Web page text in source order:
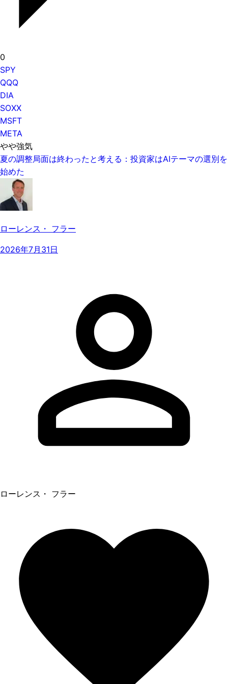
0
SPY
QQQ
DIA
SOXX
MSFT
META
やや強気
夏の調整局面は終わったと考える：投資家はAIテーマの選別を
始めた
ローレンス・ フラー
2026年7月31日
ローレンス・ フラー